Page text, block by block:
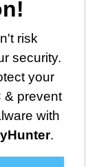
risk
security.
your
& prevent
with
.